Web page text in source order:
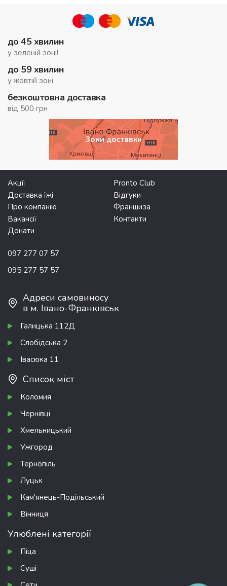
до 45 хвилин
у зеленій зоні!
до 59 хвилин
у жовтій зоні
безкоштовна доставка
від 500 грн
Зони доставки
Акції
Pronto Club
Доставка їжі
Відгуки
Про компанію
Франшиза
Вакансії
Контакти
Донати
097 277 07 57
095 277 57 57
Адреси самовиносу
в м. Івано-Франківськ
Галицька 112Д
Слобідська 2
Івасюка 11
Список міст
Коломия
Чернівці
Хмельницький
Ужгород
Тернопіль
Луцьк
Кам'янець-Подільський
Вінниця
Улюблені категорії
Піца
Суші